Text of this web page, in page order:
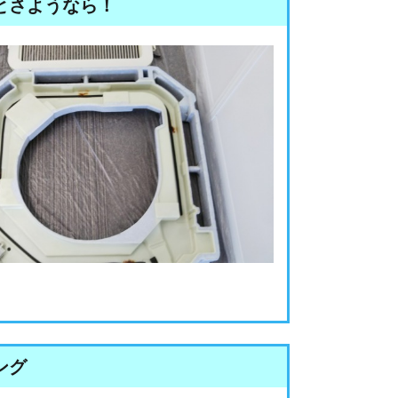
ようなら！
グ